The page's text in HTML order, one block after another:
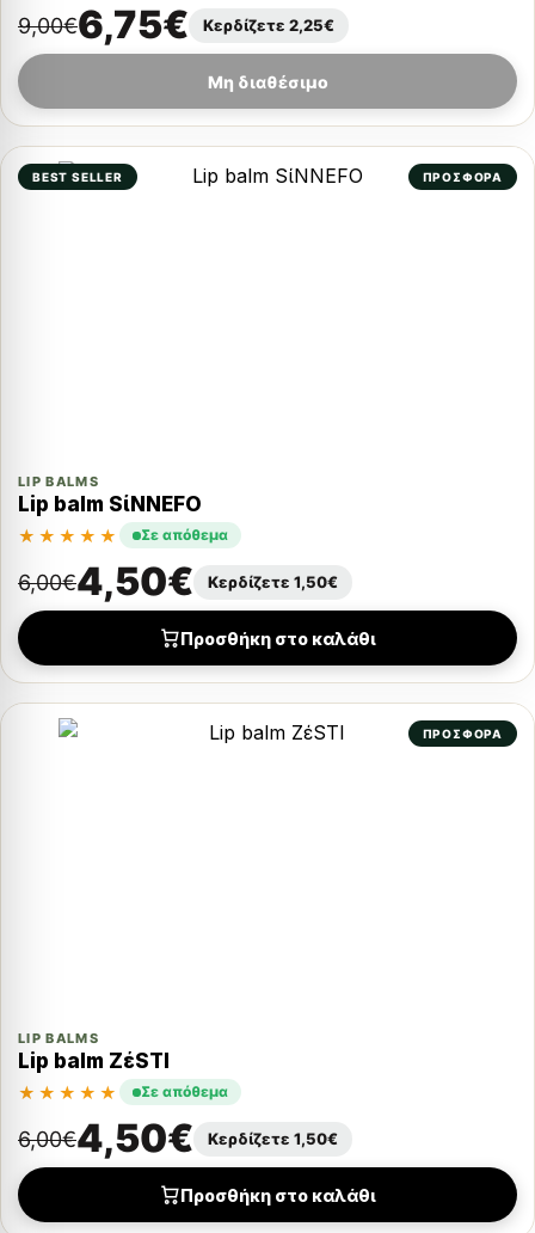
9,00€6,75€ Κερδίζετε 2,25€
Μη διαθέσιμο
BEST SELLER ΠΡΟΣΦΟΡΑ
LIP BALMS
Lip balm SίNNEFO
★★★★★ Σε απόθεμα
6,00€4,50€ Κερδίζετε 1,50€
Προσθήκη στο καλάθι
ΠΡΟΣΦΟΡΑ
LIP BALMS
Lip balm ZέSTI
★★★★★ Σε απόθεμα
6,00€4,50€ Κερδίζετε 1,50€
Προσθήκη στο καλάθι